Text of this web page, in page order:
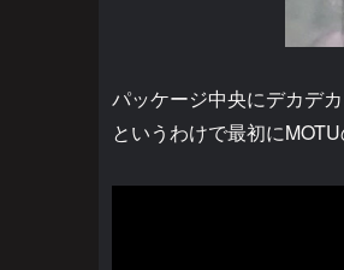
パッケージ中央にデカデ
というわけで最初に